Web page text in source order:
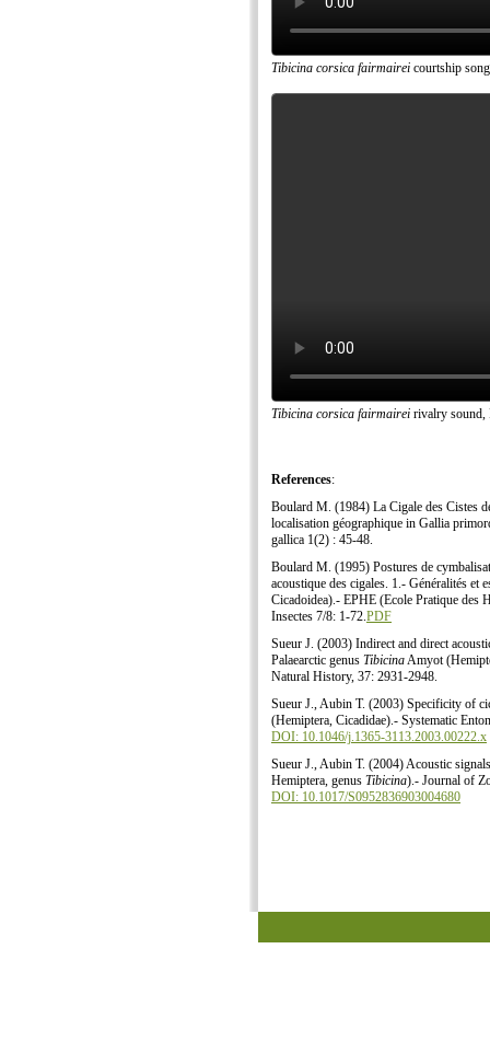
Tibicina corsica fairmairei courtship
Tibicina corsica fairmairei rivalry sound,
References:
Boulard M. (1984) La Cigale des Cistes
localisation géographique in Gallia
gallica 1(2) : 45-48.
Boulard M. (1995) Postures de
acoustique des cigales. 1.- Généralités et
Cicadoidea).- EPHE (Ecole Pratique des
Insectes 7/8: 1-72.PDF
Sueur J. (2003) Indirect and direct
Palaearctic genus TibicinaAmyot
Natural History, 37: 2931-2948.
Sueur J., Aubin T. (2003) Specificity of
(Hemiptera, Cicadidae).- Systematic
DOI: 10.1046/j.1365-3113.2003.00222.x
Sueur J., Aubin T. (2004) Acoustic
Hemiptera, genus Tibicina).- Journal of
DOI: 10.1017/S0952836903004680